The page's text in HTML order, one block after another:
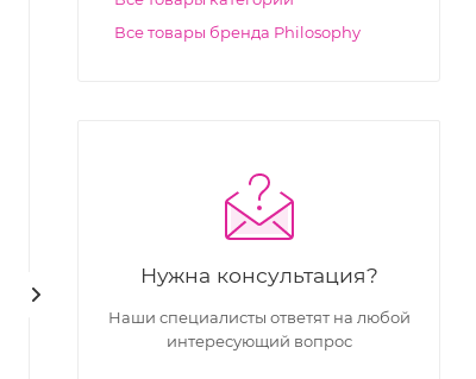
Солнцезащитный
флюид «защита от
пигментации» Cantabria
для лица
Cosmetics UV
Все товары бренда Philosophy
Нужна консультация?
Наши специалисты ответят на любой
интересующий вопрос